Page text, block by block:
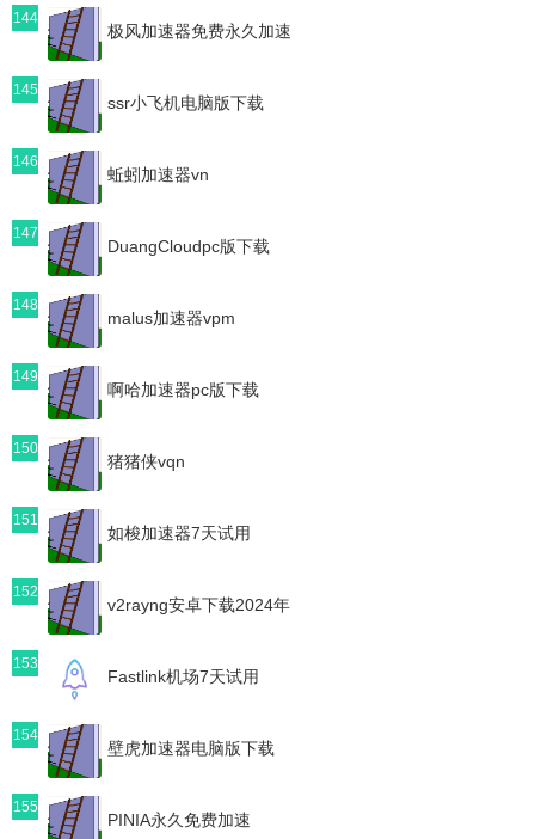
144
极风加速器免费永久加速
145
ssr小飞机电脑版下载
146
蚯蚓加速器vn
147
DuangCloudpc版下载
148
malus加速器vpm
149
啊哈加速器pc版下载
150
猪猪侠vqn
151
如梭加速器7天试用
152
v2rayng安卓下载2024年
153
Fastlink机场7天试用
154
壁虎加速器电脑版下载
155
PINIA永久免费加速